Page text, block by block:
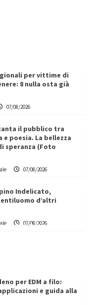
per vittime di
8 nulla osta già
07/08/2026
il pubblico tra
e poesia. La bellezza
speranza (Foto
07/08/2026
Indelicato,
d’altri
07/08/2026
partner chiave
la transizione
per EDM a filo:
e guida alla